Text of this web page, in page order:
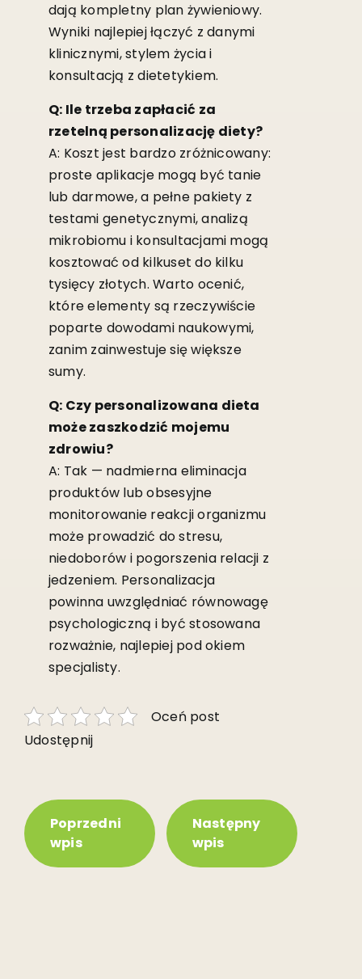
dają kompletny plan żywieniowy.
Wyniki najlepiej łączyć z danymi
klinicznymi, stylem życia i
konsultacją z dietetykiem.
Q: Ile trzeba zapłacić za
rzetelną personalizację diety?
A: Koszt jest bardzo zróżnicowany:
proste aplikacje mogą być tanie
lub darmowe, a pełne pakiety z
testami genetycznymi, analizą
mikrobiomu i konsultacjami mogą
kosztować od kilkuset do kilku
tysięcy złotych. Warto ocenić,
które elementy są rzeczywiście
poparte dowodami naukowymi,
zanim zainwestuje się większe
sumy.
Q: Czy personalizowana dieta
może zaszkodzić mojemu
zdrowiu?
A: Tak — nadmierna eliminacja
produktów lub obsesyjne
monitorowanie reakcji organizmu
może prowadzić do stresu,
niedoborów i pogorszenia relacji z
jedzeniem. Personalizacja
powinna uwzględniać równowagę
psychologiczną i być stosowana
rozważnie, najlepiej pod okiem
specjalisty.
Oceń post
Udostępnij
Poprzedni
wpis
Następny
wpis